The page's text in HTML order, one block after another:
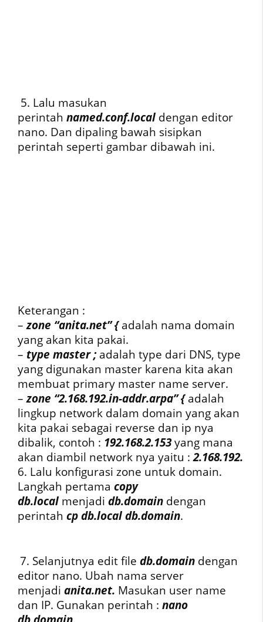
5. Lalu masukan
perintah named.conf.local dengan editor
nano. Dan dipaling bawah sisipkan
perintah seperti gambar dibawah ini.
Keterangan :
–zone “anita.net” {adalah nama domain
yang akan kita pakai.
– type master ;adalah type dari DNS, type
yang digunakan master karena kita akan
membuat primary master name server.
–zone “2.168.192.in-addr.arpa” {adalah
lingkup network dalam domain yang akan
kita pakai sebagai reverse dan ip nya
dibalik, contoh : 192.168.2.153yang mana
akan diambil network nya yaitu :2.168.192.
6. Lalu konfigurasi zone untuk domain.
Langkah pertama copy
db.localmenjadi db.domain dengan
perintah cp db.local db.domain.
7. Selanjutnya edit file db.domain dengan
editor nano. Ubah nama server
menjadi anita.net. Masukan user name
dan IP. Gunakan perintah : nano